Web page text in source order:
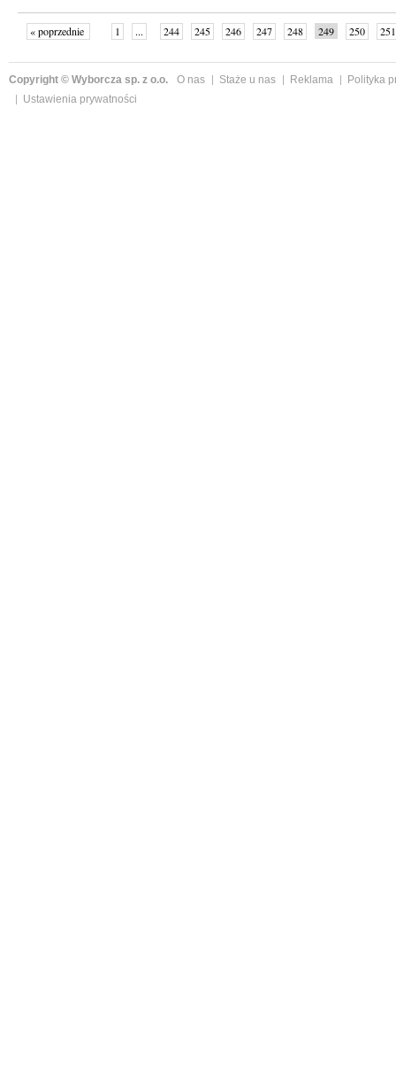
« poprzednie 1 ... 244 245 246 247 248 249 250
251
Copyright © Wyborcza sp. z o.o. O nas Staże u nas Reklama
Polityka
Ustawienia prywatności